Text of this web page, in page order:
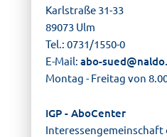
Karlstraße 31-33
89073 Ulm
Tel.: 0731/1550-0
E-Mail: abo-sued@
Montag - Freitag von
IGP - AboCenter
Interessengemeinschaft